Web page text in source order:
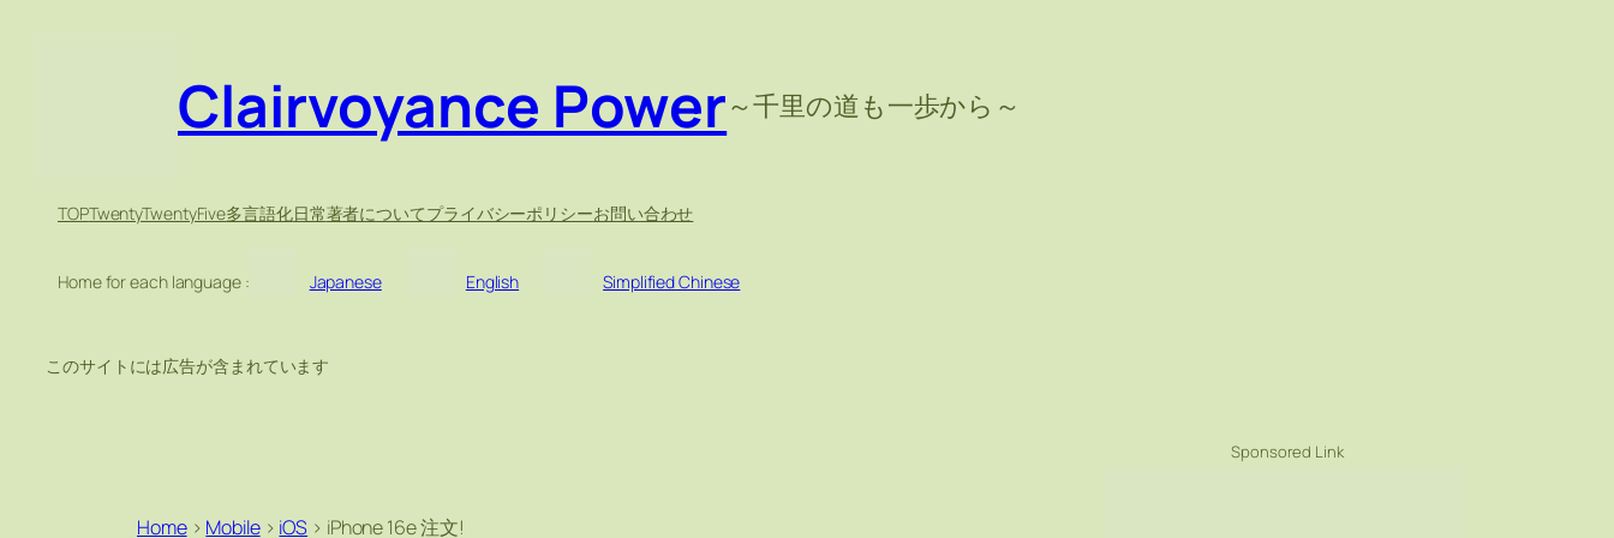
Clairvoyance Power～千里の道も一歩から～
TOPTwentyTwentyFive多言語化日常著者についてプライバシーポリシーお問い合わせ
Home for each language : Japanese English Simplified Chinese
このサイトには広告が含まれています
Home> Mobile> iOS > iPhone 16e 注文!
Sponsored Link